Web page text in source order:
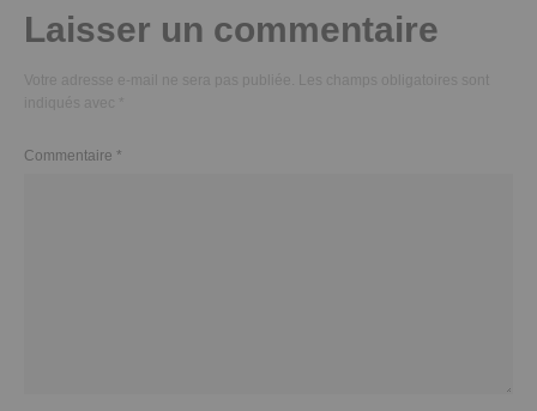
Laisser un commentaire
Votre adresse e-mail ne sera pas publiée.
Les champs obligatoires sont
Commentaire *